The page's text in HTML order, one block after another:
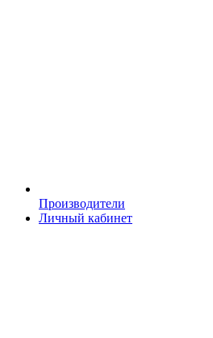
Производители
Личный кабинет